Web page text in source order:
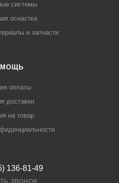
системы
оснастка
и запчасти
оплаты
доставки
на товар
136-81-49
ЗВОНОК